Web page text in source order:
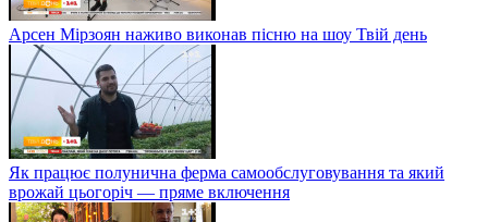
Арсен Мірзоян наживо виконав пісню на шоу Твій день
Як працює полунична ферма самообслуговування та який
врожай цьогоріч — пряме включення